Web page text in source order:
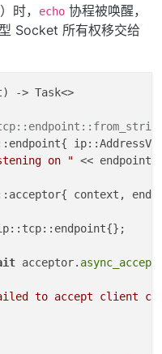
from client {}: {}",
("Write to client {}
时， echo 协程被唤醒，
Socket 所有权移交给
on " << endpoint
context,
acceptor. async_accept
to accept client